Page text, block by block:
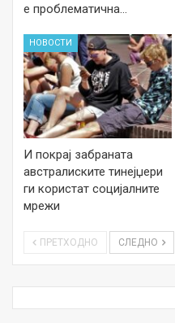
е проблематична…
НОВОСТИ
И покрај забраната
австралиските тинејџери
ги користат социјалните
мрежи
ПРЕТХОДНО СЛЕДНО